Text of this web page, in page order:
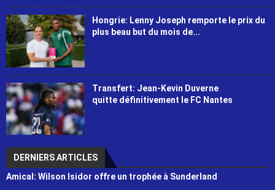
Hongrie: Lenny Joseph remporte le prix du
plus beau but du mois de...
Transfert: Jean-Kevin Duverne
quitte définitivement le FC Nantes
DERNIERS ARTICLES
Amical: Wilson Isidor offre un trophée à Sunderland